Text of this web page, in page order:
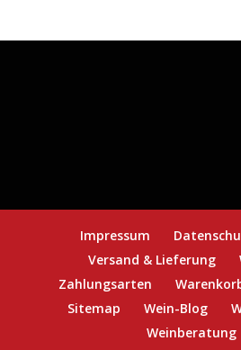
Impressum
Versand & Lieferung
Zahlungsarten
Sitemap
Wein-Blog
Weinberatung